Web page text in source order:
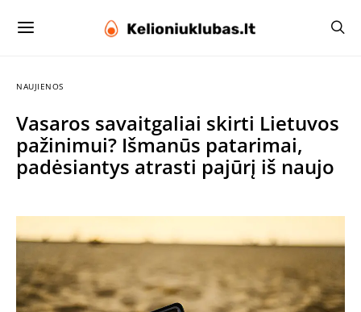
NAUJIENOS
Vasaros savaitgaliai skirti Lietuvos
pažinimui? Išmanūs patarimai,
padėsiantys atrasti pajūrį iš naujo